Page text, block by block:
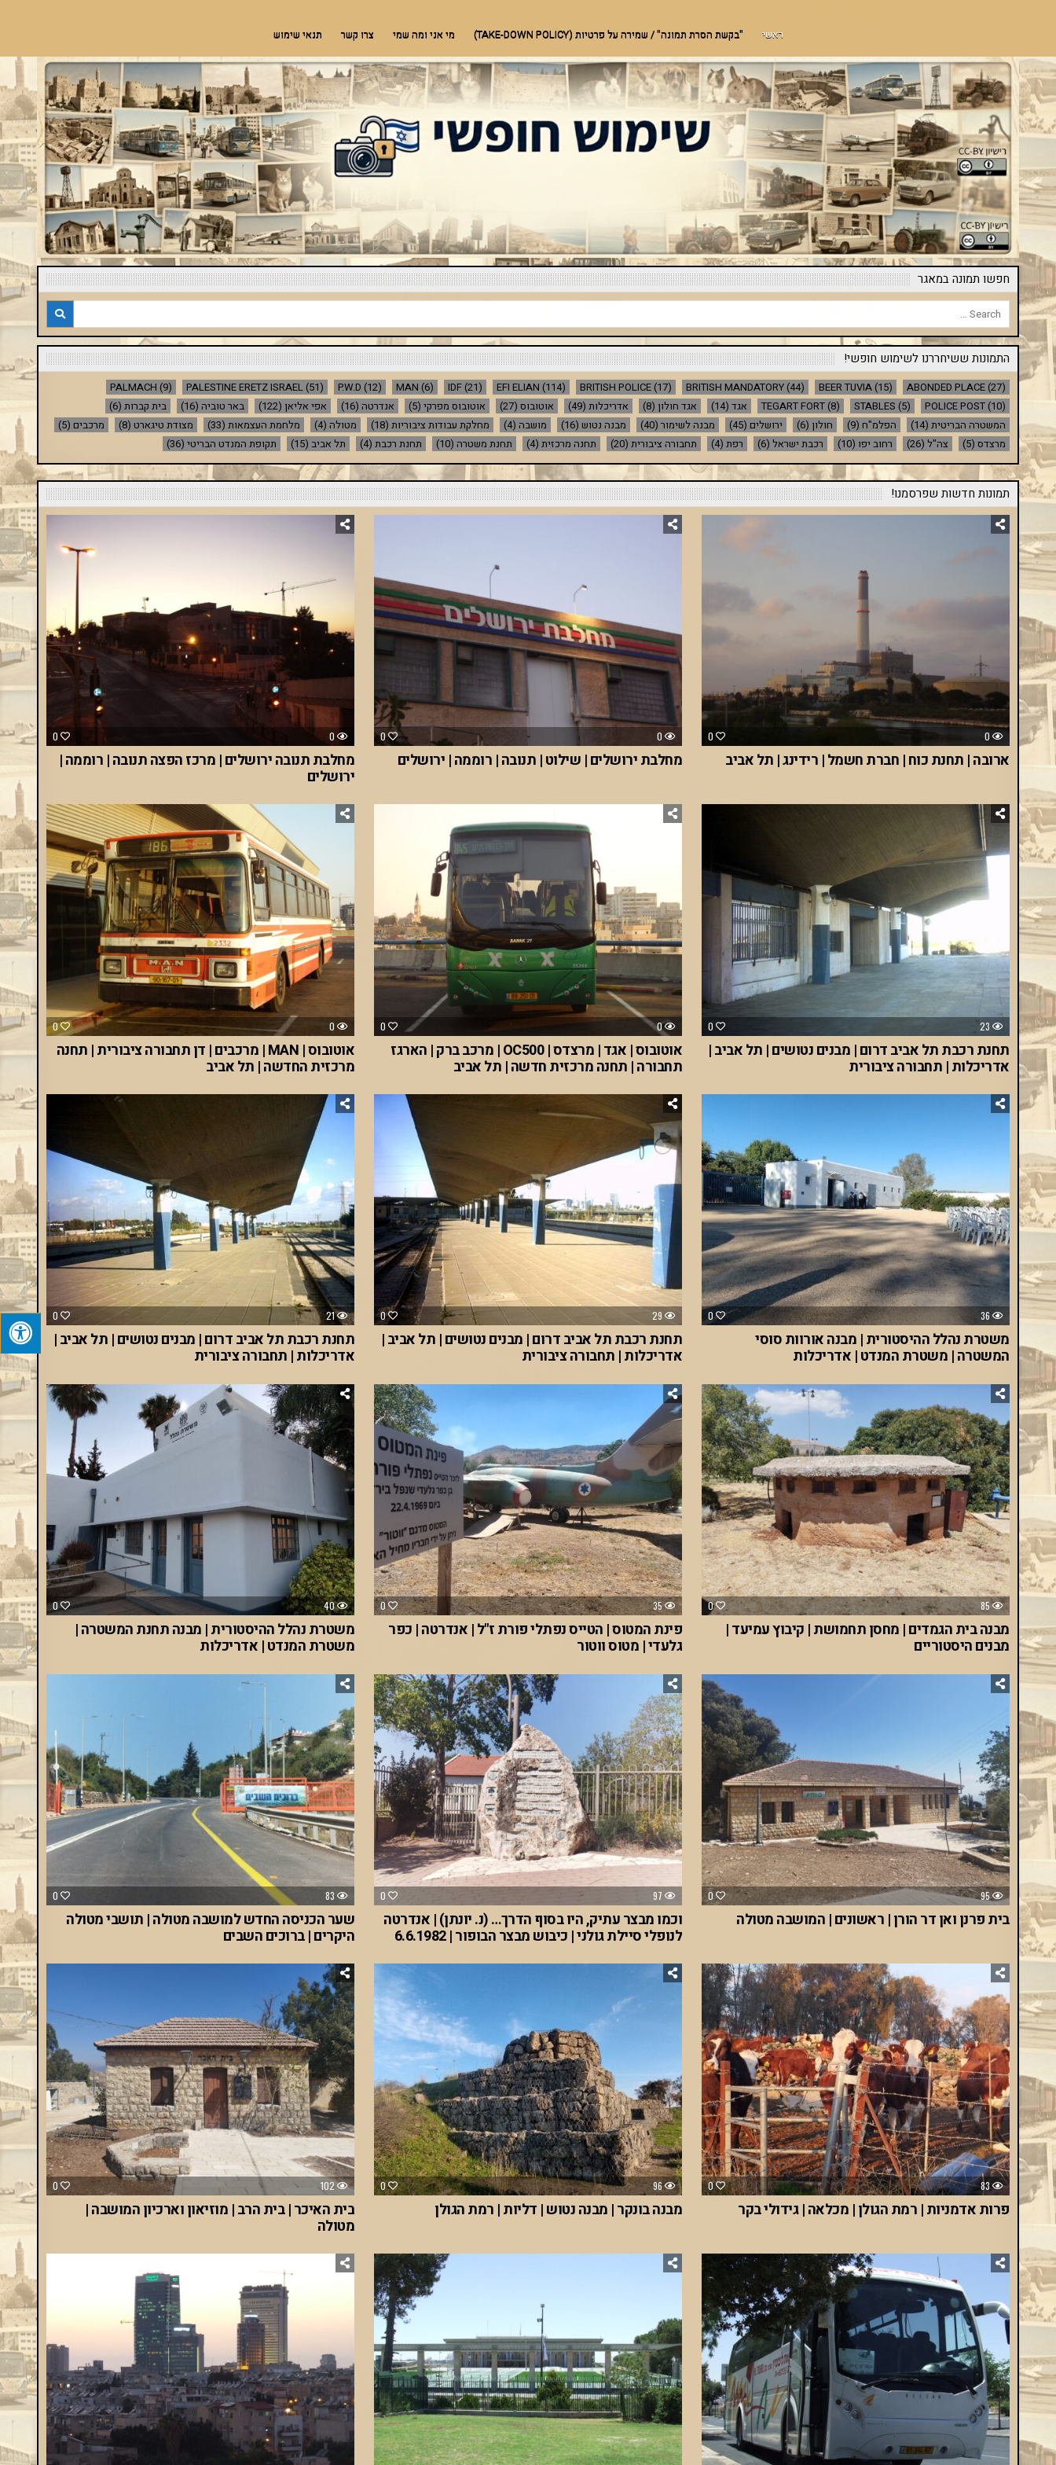
ראשי "בקשת הסרת תמונה" / שמירה על פרטיות (TAKE-DOWN POLICY) מי אני ומה שמי צרו קשר תנאי שימוש
חפשו תמונה במאגר
Search
for:
התמונות ששיחררנו לשימוש חופשי!
ABONDED PLACE(27)
BEER TUVIA(15)
BRITISH MANDATORY(44)
BRITISH POLICE(17)
EFI ELIAN (114)
IDF(21)
MAN (6)
P.W.D (12)
PALESTINE ERETZ ISRAEL(51)
PALMACH (9)
POLICE POST(10)
STABLES (5)
TEGART FORT(8) אגד (14) אגד חולון (8) אדריכלות (49) אוטובוס (27) אוטובוס מפרקי (5) אנדרטה (16) אפי אליאן (122) באר טוביה (16) בית קברות (6)
המשטרה הבריטית (14) הפלמ"ח (9) חולון (6) ירושלים (45) מבנה לשימור (40) מבנה נטוש (16) מושבה (4) מחלקת עבודות ציבוריות (18) מטולה (4) מלחמת העצמאות (33) מצודת טיגארט (8) מרכבים (5)
מרצדס (5) צה"ל (26) רחוב יפו (10) רכבת ישראל (6) רפת (4) תחבורה ציבורית (20) תחנה מרכזית (4) תחנת משטרה (10) תחנת רכבת (4) תל אביב (15) תקופת המנדט הבריטי (36)
תמונות חדשות שפרסמנו!
0 0
מחלבת תנובה ירושלים | מרכז הפצה תנובה | רוממה |
ירושלים
0 0
מחלבת ירושלים | שילוט | תנובה | רוממה | ירושלים
0 0
ארובה | תחנת כוח | חברת חשמל | רידינג | תל אביב
0 0
אוטובוס | MAN | מרכבים | דן תחבורה ציבורית | תחנה
מרכזית החדשה | תל אביב
0 0
אוטובוס | אגד | מרצדס | OC500 | מרכב ברק | הארגז
תחבורה | תחנה מרכזית חדשה | תל אביב
0 23
תחנת רכבת תל אביב דרום | מבנים נטושים | תל אביב |
אדריכלות | תחבורה ציבורית
0 21
תחנת רכבת תל אביב דרום | מבנים נטושים | תל אביב |
אדריכלות | תחבורה ציבורית
0 29
תחנת רכבת תל אביב דרום | מבנים נטושים | תל אביב |
אדריכלות | תחבורה ציבורית
0 36
משטרת נהלל ההיסטורית | מבנה אורוות סוסי
המשטרה | משטרת המנדט | אדריכלות
0 40
משטרת נהלל ההיסטורית | מבנה תחנת המשטרה |
משטרת המנדט | אדריכלות
0 35
פינת המטוס | הטייס נפתלי פורת ז"ל | אנדרטה | כפר
גלעדי | מטוס ווטור
0 85
מבנה בית הגמדים | מחסן תחמושת | קיבוץ עמיעד |
מבנים היסטוריים
0 83
שער הכניסה החדש למושבה מטולה | תושבי מטולה
היקרים | ברוכים השבים
0 97
וכמו מבצר עתיק, היו בסוף הדרך… (נ. יונתן) | אנדרטה
לנופלי סיילת גולני | כיבוש מבצר הבופור | 6.6.1982
0 95
בית פרנן ואן דר הורן | ראשונים | המושבה מטולה
0 102
בית האיכר | בית הרב | מוזיאון וארכיון המושבה |
מטולה
0 96
מבנה בונקר | מבנה נטוש | דליות | רמת הגולן
0 83
פרות אדמניות | רמת הגולן | מכלאה | גידולי בקר